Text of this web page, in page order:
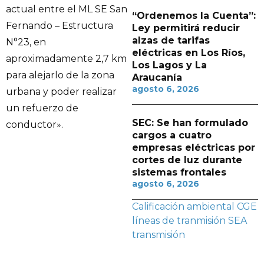
actual entre el ML SE San
Fernando – Estructura
N°23, en
aproximadamente 2,7 km
para alejarlo de la zona
urbana y poder realizar
un refuerzo de
conductor».
“Ordenemos la Cuenta”:
Ley permitirá reducir
alzas de tarifas
eléctricas en Los Ríos,
Los Lagos y La
Araucanía
agosto 6, 2026
SEC: Se han formulado
cargos a cuatro
empresas eléctricas por
cortes de luz durante
sistemas frontales
agosto 6, 2026
Calificación ambiental CGE
líneas de tranmisión SEA
transmisión